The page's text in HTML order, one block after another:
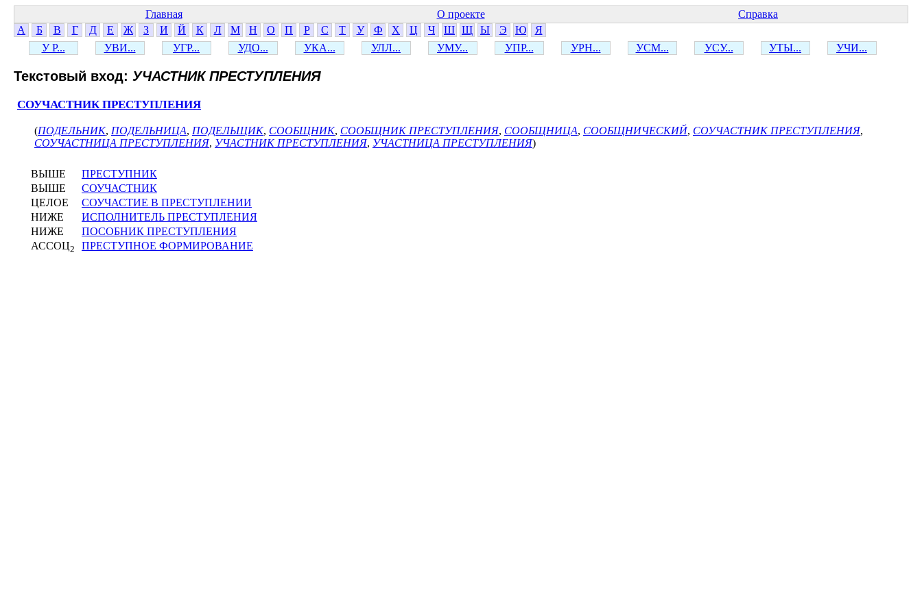
Главная О проекте
Справка
А
Б В Г Д Е Ж З И Й К Л М Н О П Р С Т У Ф Х Ц Ч Ш Щ Ы Э Ю
Я
У Р...
УВИ... УГР... УДО... УКА... УЛЛ... УМУ... УПР... УРН... УСМ... УСУ... УТЫ... УЧИ...
Текстовый вход: УЧАСТНИК ПРЕСТУПЛЕНИЯ
СОУЧАСТНИК ПРЕСТУПЛЕНИЯ
(ПОДЕЛЬНИК, ПОДЕЛЬНИЦА, ПОДЕЛЬЩИК, СООБЩНИК, СООБЩНИК ПРЕСТУПЛЕНИЯ, СООБЩНИЦА, СООБЩНИЧЕСКИЙ, СОУЧАСТНИК ПРЕСТУПЛЕНИЯ,
СОУЧАСТНИЦА ПРЕСТУПЛЕНИЯ, УЧАСТНИК ПРЕСТУПЛЕНИЯ, УЧАСТНИЦА ПРЕСТУПЛЕНИЯ)
ВЫШЕ
ПРЕСТУПНИК
ВЫШЕ
СОУЧАСТНИК
ЦЕЛОЕ
СОУЧАСТИЕ В ПРЕСТУПЛЕНИИ
НИЖЕ
ИСПОЛНИТЕЛЬ ПРЕСТУПЛЕНИЯ
НИЖЕ
ПОСОБНИК ПРЕСТУПЛЕНИЯ
АССОЦ2 ПРЕСТУПНОЕ ФОРМИРОВАНИЕ